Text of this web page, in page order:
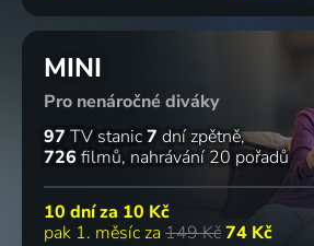
MINI
Pro nenáročné diváky
97 TV stanic7 dní zpětně
726 filmů nahrávání 20 pořadů
10 dní za 10 Kč
pak 1. měsíc za 149 Kč74 Kč